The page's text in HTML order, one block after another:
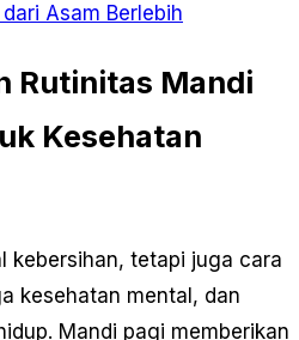
Asam Berlebih
Rutinitas Mandi
Kesehatan
kebersihan, tetapi juga cara
kesehatan mental, dan
Mandi pagi memberikan